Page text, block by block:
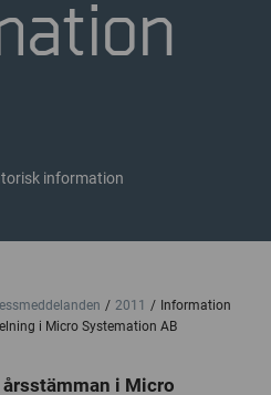
information
2011
Information
i Micro Systemation AB
i Micro